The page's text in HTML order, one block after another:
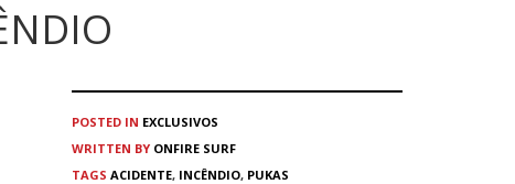
POSTED IN EXCLUSIVOS
WRITTEN BY ONFIRE SURF
TAGS ACIDENTE, INCÊNDIO, PUKAS